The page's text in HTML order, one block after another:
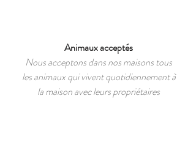
Animaux acceptés
Nous acceptons dans nos maisons tous
les animaux qui vivent quotidiennement à
la maison avec leurs propriétaires